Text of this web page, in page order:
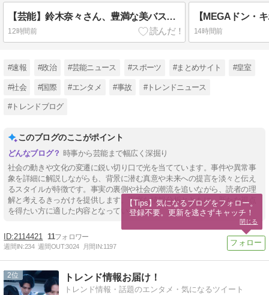
【芸能】鈴木奈々さん、豊満な美バストを披露
12時間前 14時間前
#速報 #政治 #芸能ニュース #スポーツ #まとめサイト #皇室
#社会 #国際 #エンタメ #事故 #トレンドニュース
#トレンドブログ
このブログのここがポイント
時事から芸能まで幅広く深掘り
社会の動きや文化の変遷に鋭い切り口で光を当てています。事件や異常事
象を詳細に解説しながらも、背景に潜む真意や未来への提言を淡々と伝え
るスタイルが特徴です。事実の裏側や社会の潮流を追いながら、読者の理
解と考えるきっかけを提供します。丁寧な情報分析とともに、新たな視点
を得たい方に適した内容となっています。
2114421 11
週間IN:234 週間OUT:3024 月間IN:1197
2 トレンド情報お届け！
トレンド情報・話題のエンタメ・気になるツイート
【Tips】気になるブログをフォロー。
登録不要。更新を逃さずキャッチ！
閉じる